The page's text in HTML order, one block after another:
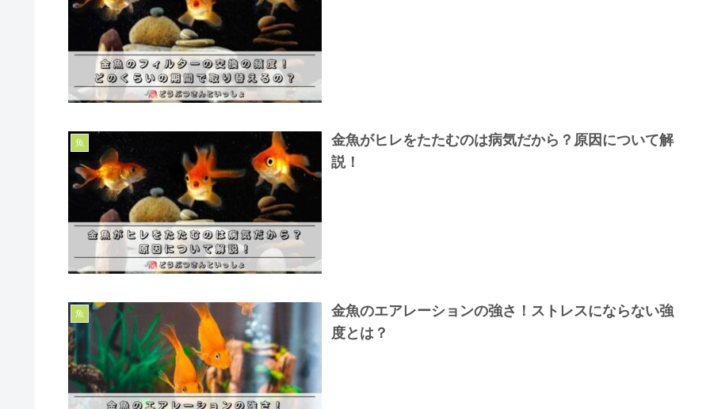
魚
金魚がヒレをたたむのは病気だから？原因について解
説！
魚
金魚のエアレーションの強さ！ストレスにならない強
度とは？